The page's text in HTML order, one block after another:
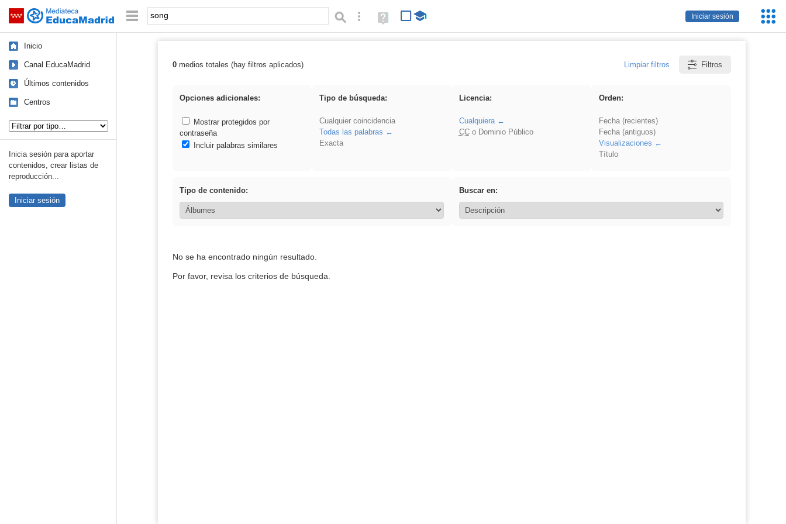
Saltar navegación
Iniciar sesión
Palabra o frase: Búsqueda avanzada
Ayuda
(en
Inicio
Canal EducaMadrid
Últimos contenidos
Centros
Inicia sesión para aportar
contenidos, crear listas de
reproducción...
Iniciar sesión
Resultados de: song
0medios totales (hay filtros aplicados) Limpiar filtros Filtros
Opciones adicionales:
Mostrar protegidos por
contraseña
Incluir palabras similares
Tipo de búsqueda:
Cualquier coincidencia
Todas las palabras
Exacta
Licencia:
Cualquiera
CCo Dominio Público
Orden:
Fecha (recientes)
Fecha (antiguos)
Visualizaciones
Título
Tipo de contenido: Buscar en:
No se ha encontrado ningún resultado.
Por favor, revisa los criterios de búsqueda.